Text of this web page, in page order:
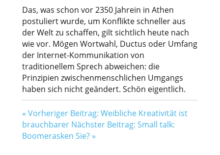
Das, was schon vor 2350 Jahrein in Athen
postuliert wurde, um Konflikte schneller aus
der Welt zu schaffen, gilt sichtlich heute nach
wie vor. Mögen Wortwahl, Ductus oder Umfang
der Internet-Kommunikation von
traditionellem Sprech abweichen: die
Prinzipien zwischenmenschlichen Umgangs
haben sich nicht geändert. Schön eigentlich.
« Vorheriger Beitrag: Weibliche Kreativität ist
brauchbarer Nächster Beitrag: Small talk:
Boomerasken Sie? »